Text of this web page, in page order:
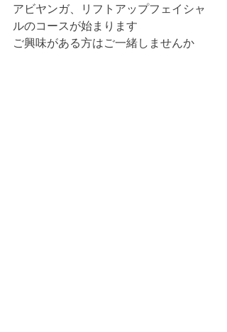
アビヤンガ、リフトアップフェイシャ
ルのコースが始まります
ご興味がある方はご一緒しませんか